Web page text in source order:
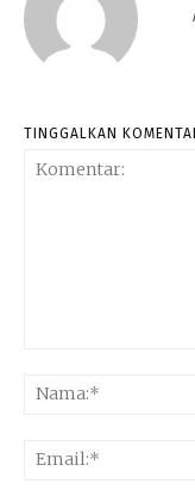
TINGGALKAN